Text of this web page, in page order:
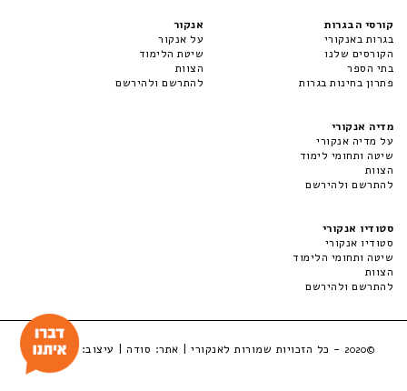
קורסי הבגרות
בגרות באנקורי
הקורסים שלנו
בתי הספר
פתרון בחינות בגרות
אנקור
על אנקור
שיטת הלימוד
הצוות
להתרשם ולהירשם
מדיה אנקורי
על מדיה אנקורי
שיטה ותחומי לימוד
הצוות
להתרשם ולהירשם
סטודיו אנקורי
סטודיו אנקורי
שיטה ותחומי הלימוד
הצוות
להתרשם ולהירשם
©2020 - כל הזכויות שמורות לאנקורי | אתר: סודה| עיצוב:LuckyBox